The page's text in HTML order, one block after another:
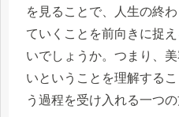
を見ることで、人生の終
ていくことを前向きに捉
いでしょうか。つまり、
いということを理解する
う過程を受け入れる一つの